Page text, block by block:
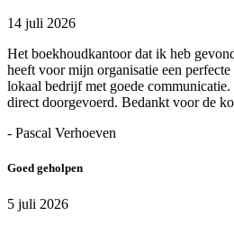
14 juli 2026
Het boekhoudkantoor dat ik heb
heeft voor mijn organisatie een
lokaal bedrijf met goede
direct doorgevoerd. Bedankt voor de
- Pascal Verhoeven
Goed geholpen
5 juli 2026